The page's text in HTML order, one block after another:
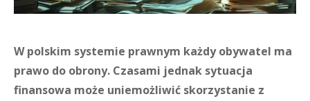
W polskim systemie prawnym każdy obywatel ma
prawo do obrony. Czasami jednak sytuacja
finansowa może uniemożliwić skorzystanie z